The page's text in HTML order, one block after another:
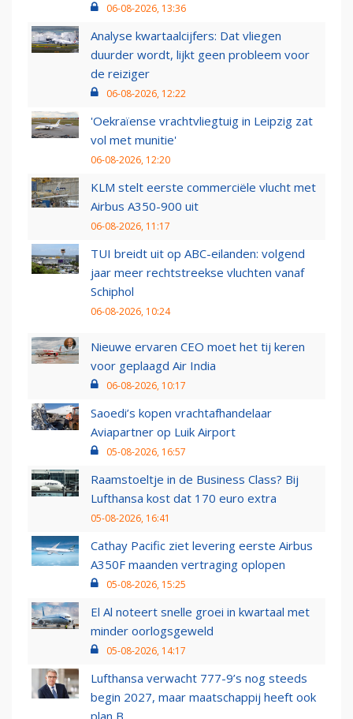
06-08-2026, 13:36
Analyse kwartaalcijfers: Dat vliegen
duurder wordt, lijkt geen probleem voor
de reiziger
06-08-2026, 12:22
'Oekraïense vrachtvliegtuig in Leipzig zat
vol met munitie'
06-08-2026, 12:20
KLM stelt eerste commerciële vlucht met
Airbus A350-900 uit
06-08-2026, 11:17
TUI breidt uit op ABC-eilanden: volgend
jaar meer rechtstreekse vluchten vanaf
Schiphol
06-08-2026, 10:24
Nieuwe ervaren CEO moet het tij keren
voor geplaagd Air India
06-08-2026, 10:17
Saoedi’s kopen vrachtafhandelaar
Aviapartner op Luik Airport
05-08-2026, 16:57
Raamstoeltje in de Business Class? Bij
Lufthansa kost dat 170 euro extra
05-08-2026, 16:41
Cathay Pacific ziet levering eerste Airbus
A350F maanden vertraging oplopen
05-08-2026, 15:25
El Al noteert snelle groei in kwartaal met
minder oorlogsgeweld
05-08-2026, 14:17
Lufthansa verwacht 777-9’s nog steeds
begin 2027, maar maatschappij heeft ook